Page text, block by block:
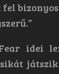
idei